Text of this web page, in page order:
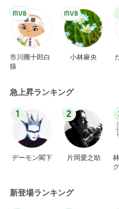
市川團十郎白
猿
小林麻央
急上昇ランキング
1
デーモン閣下
2
片岡愛之助
新登場ランキング